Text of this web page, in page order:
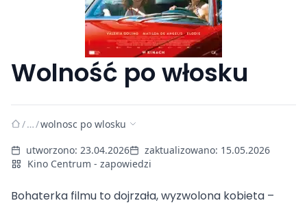
Wolność po włosku
/…/wolnosc po wlosku
utworzono: 23.04.2026 zaktualizowano: 15.05.2026
Kino Centrum - zapowiedzi
Bohaterka filmu to dojrzała, wyzwolona kobieta –